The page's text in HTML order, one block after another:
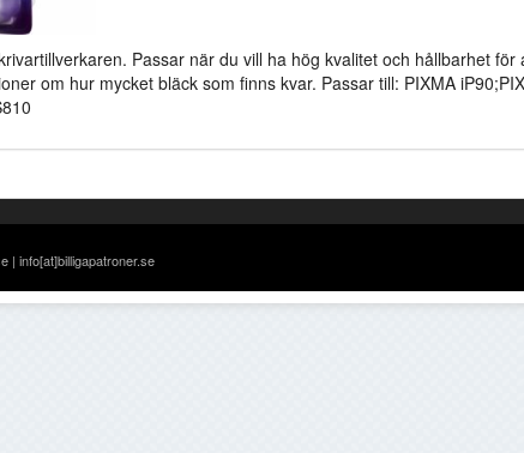
Passar när du vill ha hög kvalitet och hållbarhet för
om hur mycket bläck som finns kvar. Passar till: PIXMA
| info[at]billigapatroner.se